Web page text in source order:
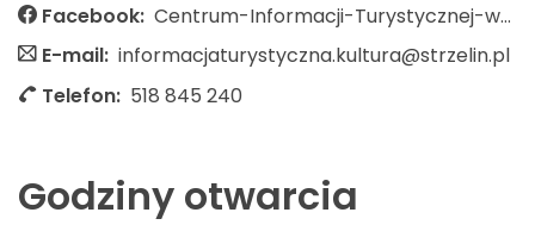
Facebook:
Centrum-Informacji-Turystycznej-w-Strzelinie-909788482708528/
E-mail: informacjaturystyczna.kultura@strzelin.pl
Telefon: 518 845 240
Godziny otwarcia